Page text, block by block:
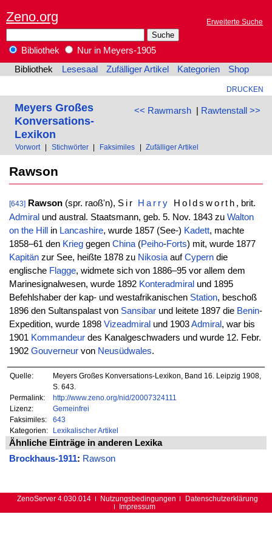
Zeno.org Erweiterte Suche
Bibliothek
Nur in Meyers-1905
Bibliothek
Lesesaal Zufälliger Artikel Kategorien Shop
DRUCKEN
<< Rawmarsh| Rawtenstall >>
Meyers Großes
Konversations-
Lexikon
Vorwort Stichwörter Faksimiles Zufälliger Artikel
Rawson
[643] Rawson(spr. raoß'n), Sir Harry Holdsworth , brit.
Admiral und austral. Staatsmann, geb. 5. Nov. 1843 zu Walton
on the Hill
in Lancashire, wurde 1857 (See-) Kadett, machte
1858–61 den Krieggegen China(Peiho-Forts) mit, wurde 1877
Kapitänzur See, heißte 1878 zu NikosiaaufCyperndie
englische Flagge, widmete sich von 1886–95 vor allem dem
Marinesignalwesen, wurde 1892 Konteradmiral und 1895
Befehlshaber der kap- und westafrikanischen Station, beschoß
1896 den Sultanspalast von Sansibarund leitete 1897 die Benin-
Expedition, wurde 1898 Vizeadmiral und 1903Admiral, war bis
1901 Kommandeurdes Kanalgeschwaders und wurde 12. Febr.
1902 Gouverneurvon Neusüdwales.
Quelle:
Meyers Großes Konversations-Lexikon, Band 16. Leipzig 1908,
S. 643.
Permalink:
http://www.zeno.org/nid/20007324111
Lizenz:
Gemeinfrei
Faksimiles:
643
Kategorien:
Lexikalischer Artikel
Ähnliche Einträge in anderen Lexika
Brockhaus-1911: Rawson
ZenoServer 4.030.014 Nutzungsbedingungen
Datenschutzerklärung
Impressum